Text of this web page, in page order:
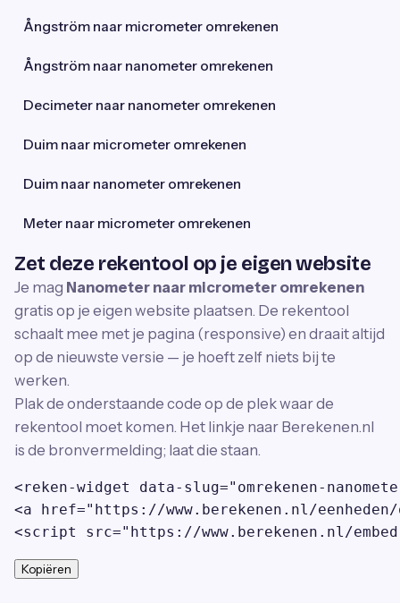
Ångström naar micrometer omrekenen
Ångström naar nanometer omrekenen
Decimeter naar nanometer omrekenen
Duim naar micrometer omrekenen
Duim naar nanometer omrekenen
Meter naar micrometer omrekenen
Zet deze rekentool op je eigen website
Je mag Nanometer naar micrometer omrekenen
gratis op je eigen website plaatsen. De rekentool
schaalt mee met je pagina (responsive) en draait altijd
op de nieuwste versie — je hoeft zelf niets bij te
werken.
Plak de onderstaande code op de plek waar de
rekentool moet komen. Het linkje naar Berekenen.nl
is de bronvermelding; laat die staan.
<reken-widget data-slug="omrekenen-
<a href="https://www.berekenen.nl/eenheden/
<script src="https://www.berekenen.nl/
Kopiëren